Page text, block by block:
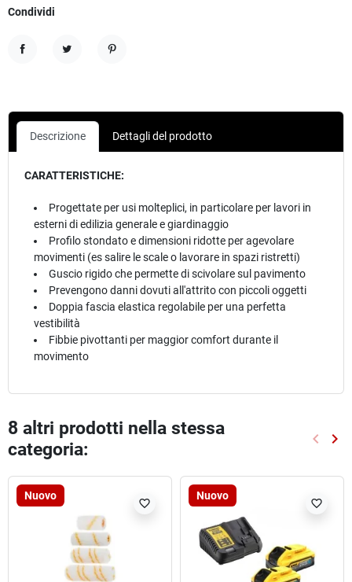
Condividi
Descrizione Dettagli del prodotto
CARATTERISTICHE:
Progettate per usi molteplici, in particolare per lavori in
esterni di edilizia generale e giardinaggio
Profilo stondato e dimensioni ridotte per agevolare
movimenti (es salire le scale o lavorare in spazi ristretti)
Guscio rigido che permette di scivolare sul pavimento
Prevengono danni dovuti all'attrito con piccoli oggetti
Doppia fascia elastica regolabile per una perfetta
vestibilità
Fibbie pivottanti per maggior comfort durante il
movimento
8 altri prodotti nella stessa
categoria:
keyboard_arrow_left keyboard_arrow_right
Nuovo
favorite_border
Nuovo
favorite_border